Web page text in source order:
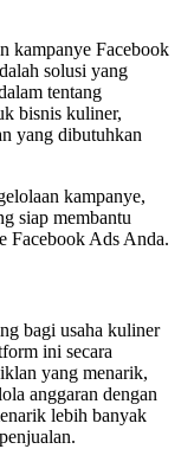
kampanye Facebook
solusi yang
tentang
bisnis kuliner,
yang dibutuhkan
kampanye,
siap membantu
Facebook Ads Anda.
bagi usaha kuliner
ini secara
yang menarik,
anggaran dengan
lebih banyak